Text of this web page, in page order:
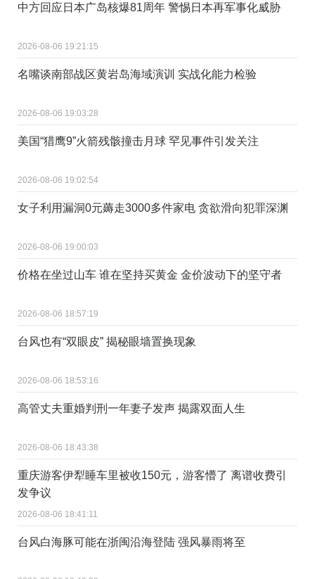
中方回应日本广岛核爆81周年 警惕日本再军事化威胁
2026-08-06 19:21:15
名嘴谈南部战区黄岩岛海域演训 实战化能力检验
2026-08-06 19:03:28
美国“猎鹰9”火箭残骸撞击月球 罕见事件引发关注
2026-08-06 19:02:54
女子利用漏洞0元薅走3000多件家电 贪欲滑向犯罪深渊
2026-08-06 19:00:03
价格在坐过山车 谁在坚持买黄金 金价波动下的坚守者
2026-08-06 18:57:19
台风也有“双眼皮” 揭秘眼墙置换现象
2026-08-06 18:53:16
高管丈夫重婚判刑一年妻子发声 揭露双面人生
2026-08-06 18:43:38
重庆游客伊犁睡车里被收150元，游客懵了 离谱收费引
发争议
2026-08-06 18:41:11
台风白海豚可能在浙闽沿海登陆 强风暴雨将至